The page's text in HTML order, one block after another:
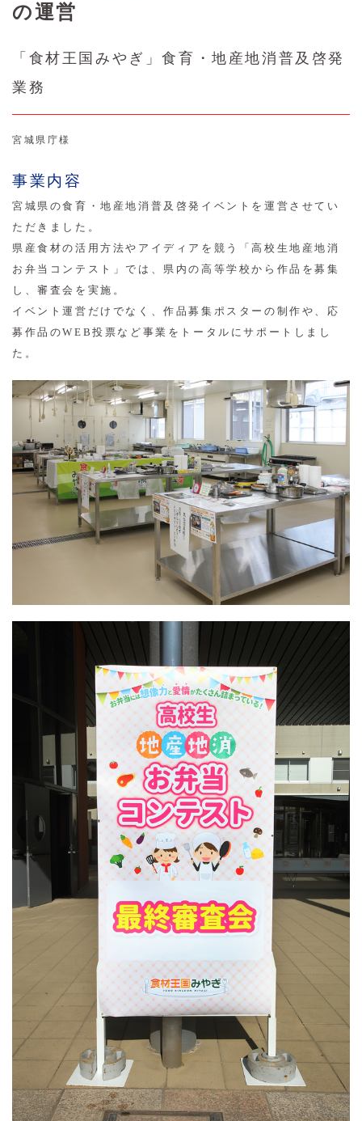
の運営
「食材王国みやぎ」食育・地産地消普及啓発
業務
宮城県庁様
事業内容
宮城県の食育・地産地消普及啓発イベントを運営させてい
ただきました。
県産食材の活用方法やアイディアを競う「高校生地産地消
お弁当コンテスト」では、県内の高等学校から作品を募集
し、審査会を実施。
イベント運営だけでなく、作品募集ポスターの制作や、応
募作品のWEB投票など事業をトータルにサポートしまし
た。